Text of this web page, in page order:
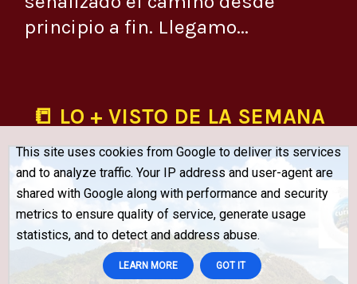
principio a fin. Llegamo...
📒 LO + VISTO DE LA SEMANA
This site uses cookies from Google to deliver its services
and to analyze traffic. Your IP address and user-agent are
shared with Google along with performance and security
metrics to ensure quality of service, generate usage
statistics, and to detect and address abuse.
LEARN MORE GOT IT